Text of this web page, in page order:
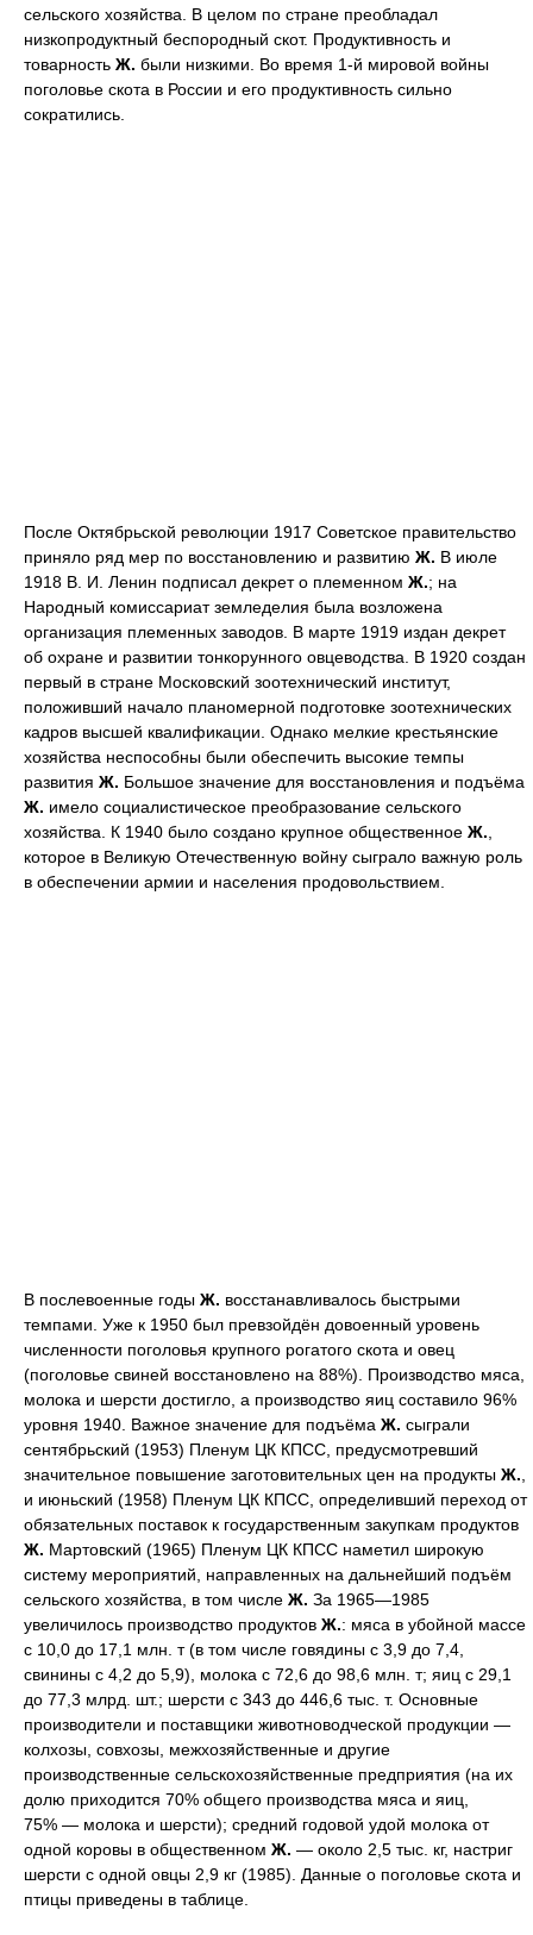
сельского хозяйства. В целом по стране преобладал
низкопродуктный беспородный скот. Продуктивность и
товарность Ж. были низкими. Во время 1-й мировой войны
поголовье скота в России и его продуктивность сильно
сократились.
После Октябрьской революции 1917 Советское правительство
приняло ряд мер по восстановлению и развитию Ж. В июле
1918 В. И. Ленин подписал декрет о племенном Ж.; на
Народный комиссариат земледелия была возложена
организация племенных заводов. В марте 1919 издан декрет
об охране и развитии тонкорунного овцеводства. В 1920 создан
первый в стране Московский зоотехнический институт,
положивший начало планомерной подготовке зоотехнических
кадров высшей квалификации. Однако мелкие крестьянские
хозяйства неспособны были обеспечить высокие темпы
развития Ж. Большое значение для восстановления и подъёма
Ж. имело социалистическое преобразование сельского
хозяйства. К 1940 было создано крупное общественное Ж.
которое в Великую Отечественную войну сыграло важную роль
в обеспечении армии и населения продовольствием.
В послевоенные годы Ж. восстанавливалось быстрыми
темпами. Уже к 1950 был превзойдён довоенный уровень
численности поголовья крупного рогатого скота и овец
(поголовье свиней восстановлено на 88%). Производство мяса,
молока и шерсти достигло, а производство яиц составило 96%
уровня 1940. Важное значение для подъёма Ж. сыграли
сентябрьский (1953) Пленум ЦК КПСС, предусмотревший
значительное повышение заготовительных цен на продукты Ж.
и июньский (1958) Пленум ЦК КПСС, определивший переход от
обязательных поставок к государственным закупкам продуктов
Ж. Мартовский (1965) Пленум ЦК КПСС наметил широкую
систему мероприятий, направленных на дальнейший подъём
сельского хозяйства, в том числе Ж. За 1965—1985
увеличилось производство продуктов Ж.: мяса в убойной массе
с 10,0 до 17,1 млн. т (в том числе говядины с 3,9 до 7,4,
свинины с 4,2 до 5,9), молока с 72,6 до 98,6 млн. т; яиц с 29,1
до 77,3 млрд. шт.; шерсти с 343 до 446,6 тыс. т. Основные
производители и поставщики животноводческой продукции —
колхозы, совхозы, межхозяйственные и другие
производственные сельскохозяйственные предприятия (на их
долю приходится 70% общего производства мяса и яиц,
75% — молока и шерсти); средний годовой удой молока от
одной коровы в общественном Ж. — около 2,5 тыс. кг, настриг
шерсти с одной овцы 2,9 кг (1985). Данные о поголовье скота и
птицы приведены в таблице.